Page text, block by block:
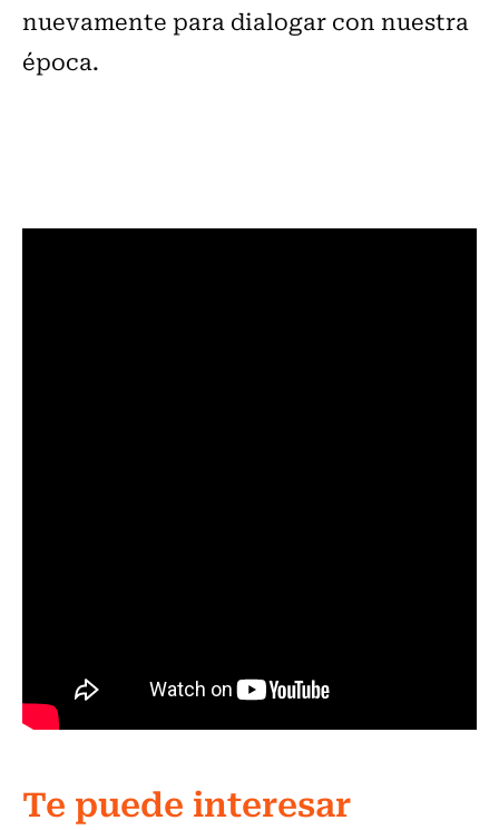
nuevamente para dialogar con nuestra
época.
Te puede interesar